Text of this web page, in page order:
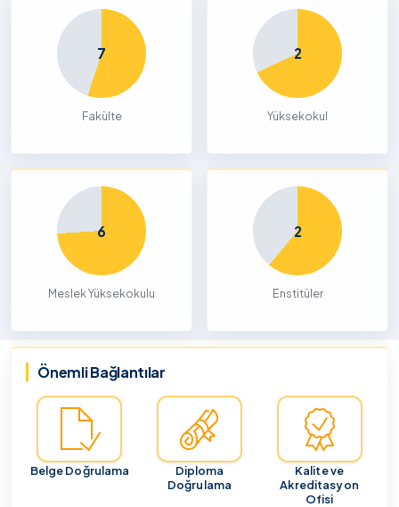
7
Fakülte
2
Yüksekokul
6
Meslek Yüksekokulu
2
Enstitüler
Önemli Bağlantılar
Belge Doğrulama
Diploma
Doğrulama
Kalite ve
Akreditasyon
Ofisi